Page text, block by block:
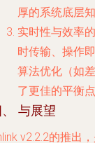
厚的系统底层知
实时性与效率
时传输、操作
算法优化（如
了更佳的平衡点
与展望
v2.2.2的推出